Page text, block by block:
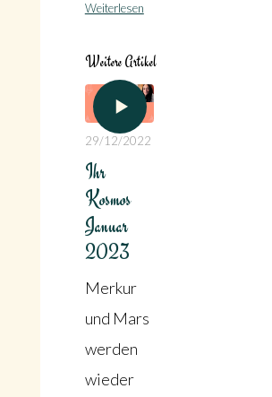
Weiterlesen
Weitere Artikel
29/12/2022
Ihr
Kosmos
Januar
2023
Merkur
und Mars
werden
wieder